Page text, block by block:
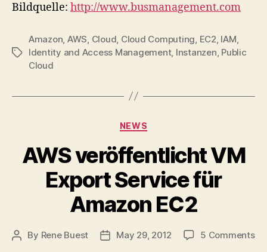
Bildquelle: http://www.busmanagement.com
Tags
Amazon AWS Cloud Cloud Computing EC2 IAM
Identity and Access Management, Instanzen Public
Cloud
Categories
NEWS
AWS veröffentlicht VM
Export Service für
Amazon EC2
Post
By Rene Buest
PostMay 29, 2012 5 Commentson